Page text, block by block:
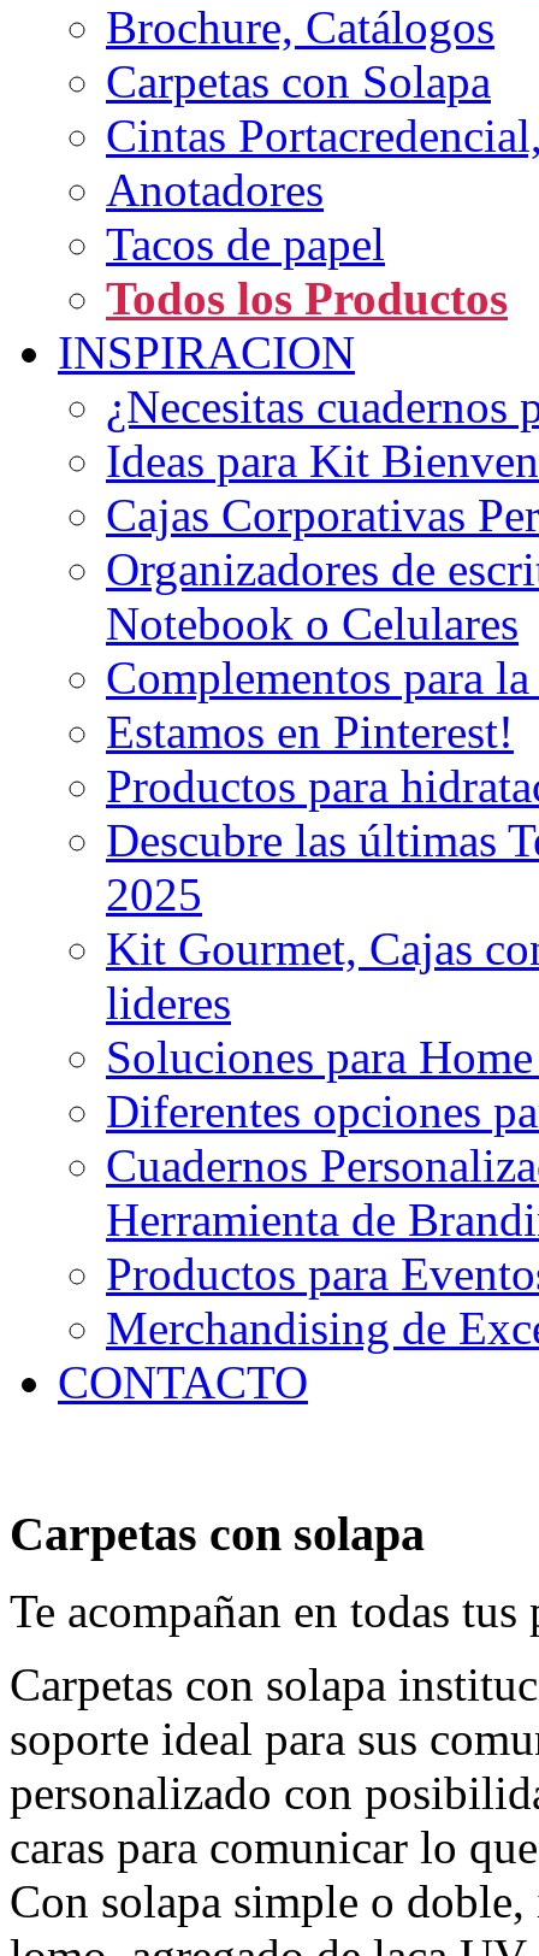
Brochure, Catálogos
Carpetas con Solapa
Cintas
Anotadores
Tacos de papel
Todos los Productos
INSPIRACION
¿Necesitas
Ideas para Kit
Cajas Corporativas
Organizadores de
Notebook o Celulares
Complementos para
Estamos en Pinterest!
Productos para
Descubre las últimas
2025
Kit Gourmet, Cajas
lideres
Soluciones para
Diferentes opciones
Cuadernos
Herramienta de
Productos para
Merchandising de
CONTACTO
Carpetas con solapa
Te acompañan en todas tus
Carpetas con solapa
soporte ideal para sus
personalizado con
caras para comunicar lo
Con solapa simple o